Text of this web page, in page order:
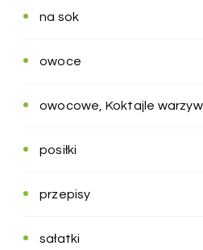
na sok
owoce
owocowe, Koktajle
posiłki
przepisy
sałatki